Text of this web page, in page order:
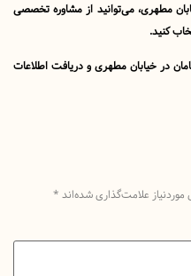
می‌توانید از مشاوره تخصصی
مطهری و دریافت اطلاعات
شده‌اند*